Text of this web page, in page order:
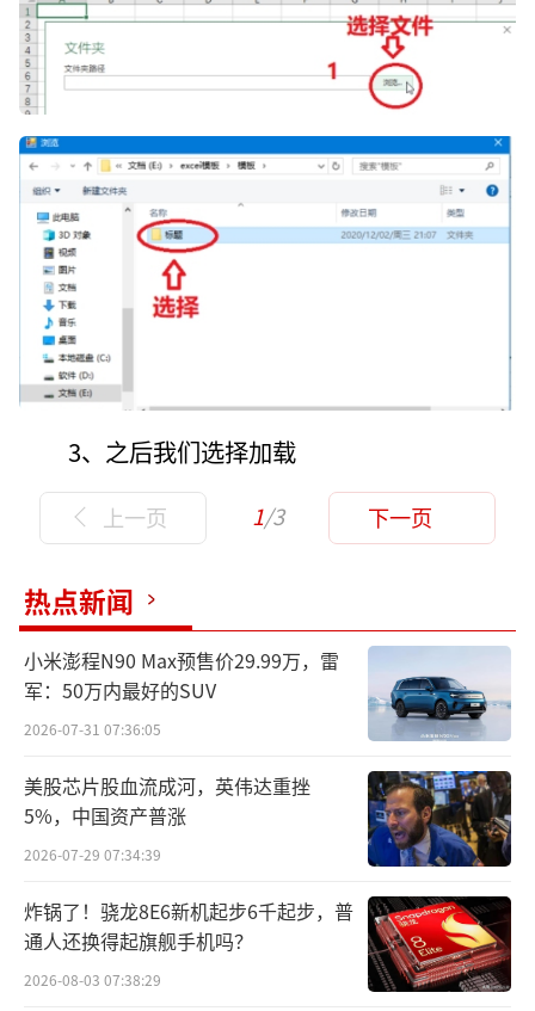
3、之后我们选择加载
上一页 1/3 下一页
热点新闻
小米澎程N90 Max预售价29.99万，雷
军：50万内最好的SUV
2026-07-31 07:36:05
美股芯片股血流成河，英伟达重挫
5%，中国资产普涨
2026-07-29 07:34:39
炸锅了！骁龙8E6新机起步6千起步，普
通人还换得起旗舰手机吗？
2026-08-03 07:38:29